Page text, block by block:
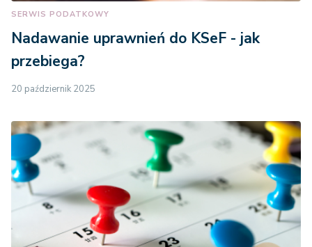
SERWIS PODATKOWY
Nadawanie uprawnień do KSeF - jak
przebiega?
20 październik 2025